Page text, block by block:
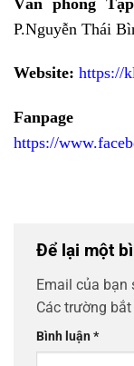
P.Nguyễn Thái
Website: https://
https://
Để lại một
Email của bạn
Các trường
Bình luận*